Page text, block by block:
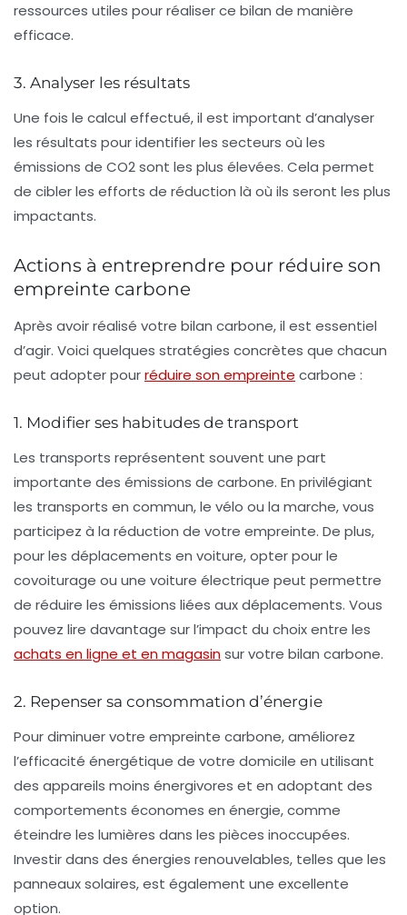
ressources utiles pour réaliser ce bilan de manière
efficace.
3. Analyser les résultats
Une fois le calcul effectué, il est important d’analyser
les résultats pour identifier les secteurs où les
émissions de CO2sont les plus élevées. Cela permet
de cibler les efforts de réduction là où ils seront les plus
impactants.
Actions à entreprendre pour réduire son
empreinte carbone
Après avoir réalisé votre bilan carbone, il est essentiel
d’agir. Voici quelques stratégies concrètes que chacun
peut adopter pourréduire son empreinte carbone :
1. Modifier ses habitudes de transport
Les transports représentent souvent une part
importante des émissions de carbone. En privilégiant
les transports en commun, le vélo ou la marche, vous
participez à la réduction de votre empreinte. De plus,
pour les déplacements en voiture, opter pour le
covoiturage ou une voiture électrique peut permettre
de réduire les émissions liées aux déplacements. Vous
pouvez lire davantage sur l’impact du choix entre les
achats en ligne et en magasinsur votre bilan carbone.
2. Repenser sa consommation d’énergie
Pour diminuer votre empreinte carbone, améliorez
l’efficacité énergétique de votre domicile en utilisant
des appareils moins énergivores et en adoptant des
comportements économes en énergie, comme
éteindre les lumières dans les pièces inoccupées.
Investir dans des énergies renouvelables, telles que les
panneaux solaires, est également une excellente
option.